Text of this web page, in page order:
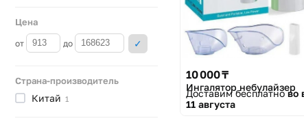
Цена
от до
Страна-производитель
Китай 1
10 000 ₸
Ингалятор небулайзер
Доставим бесплатново
11 августа